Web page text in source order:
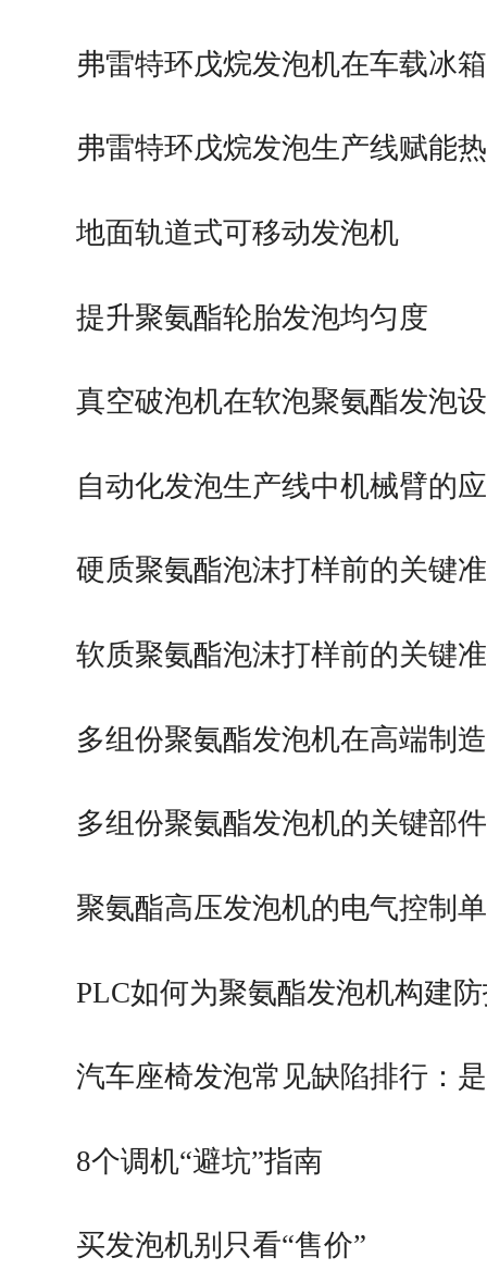
弗雷特环戊烷发泡机在车载冰
的应用
弗雷特环戊烷发泡生产线赋能
造
地面轨道式可移动发泡机
提升聚氨酯轮胎发泡均匀度
真空破泡机在软泡聚氨酯发泡
优势作用
自动化发泡生产线中机械臂的
硬质聚氨酯泡沫打样前的关键
软质聚氨酯泡沫打样前的关键
多组份聚氨酯发泡机在高端制
用领域
多组份聚氨酯发泡机的关键部
构成
聚氨酯高压发泡机的电气控制
PLC如何为聚氨酯发泡机构建
价值
汽车座椅发泡常见缺陷排行：
题还是发泡机问题？
8个调机“避坑”指南
买发泡机别只看“售价”